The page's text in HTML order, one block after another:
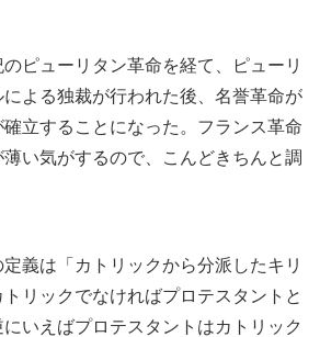
ピューリタン革命を経て、ピューリ
よる独裁が行われた後、名誉革命が
立することになった。フランス革命
い気がするので、こんどきちんと調
義は「カトリックから分派したキリ
リックでなければプロテスタントと
いえばプロテスタントはカトリック